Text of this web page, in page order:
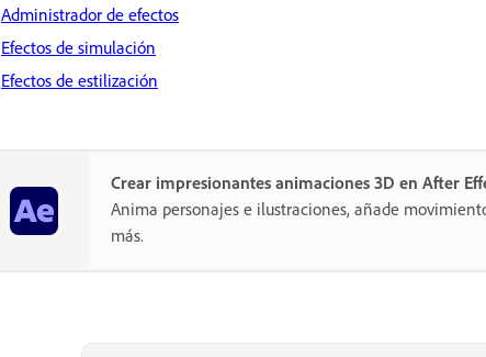
Administrador de efectos
Efectos de simulación
Efectos de estilización
Crear impresionantes animaciones 3D en After
Anima personajes e ilustraciones, añade
más.